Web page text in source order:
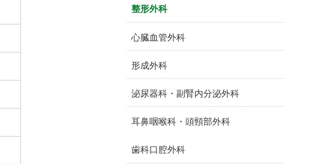
整形外科
心臓血管外科
形成外科
泌尿器科・副腎内分泌外科
耳鼻咽喉科・頭頸部外科
歯科口腔外科